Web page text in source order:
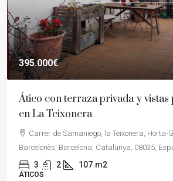
395.000€
Ático con terraza privada y vistas
en La Teixonera
Carrer de Samaniego, la Teixonera, Horta-
Barcelonès, Barcelona, Catalunya, 08035,
3 2 107 m2
ÁTICOS